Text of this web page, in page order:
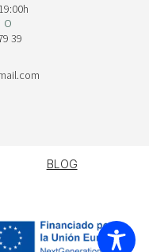
39
BLOG